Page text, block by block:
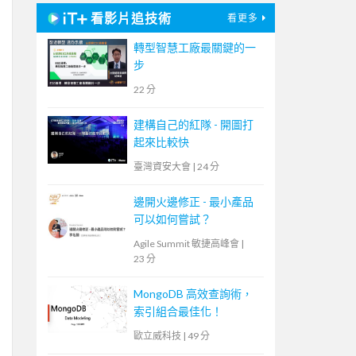
看影片追技術 看更多
轉型智慧工廠最關鍵的一
步
22 分
建構自己的紅隊 - 開圖打
起來比較快
臺灣資安大會 | 24 分
邊開火邊修正 - 最小產品
可以如何嘗試？
Agile Summit 敏捷高峰會 |
23 分
MongoDB 高效查詢術，
索引組合最佳化！
歐立威科技 | 49 分